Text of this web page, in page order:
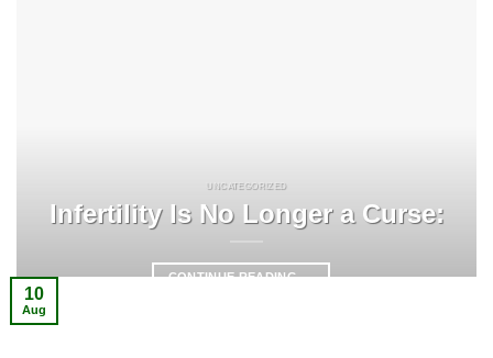
UNCATEGORIZED
Infertility Is No Longer a Curse:
CONTINUE READING→
10
Aug